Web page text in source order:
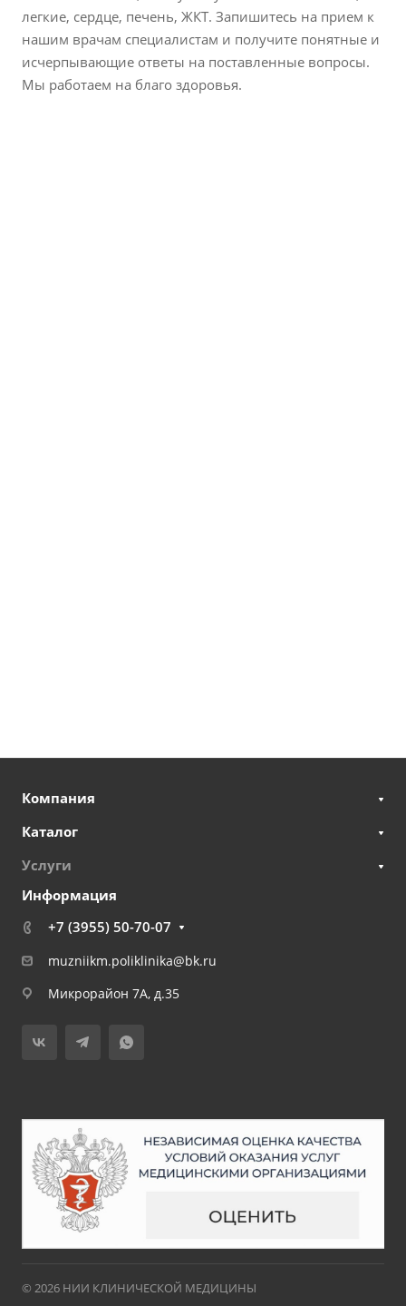
легкие, сердце, печень, ЖКТ. Запишитесь на прием к
нашим врачам специалистам и получите понятные и
исчерпывающие ответы на поставленные вопросы.
Мы работаем на благо здоровья.
Компания
Каталог
Услуги
Информация
+7 (3955) 50-70-07
muzniikm.poliklinika@bk.ru
Микрорайон 7А, д.35
© 2026 НИИ КЛИНИЧЕСКОЙ МЕДИЦИНЫ